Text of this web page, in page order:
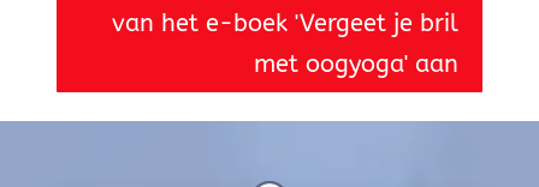
van het e-boek 'Vergeet je bril
met oogyoga' aan